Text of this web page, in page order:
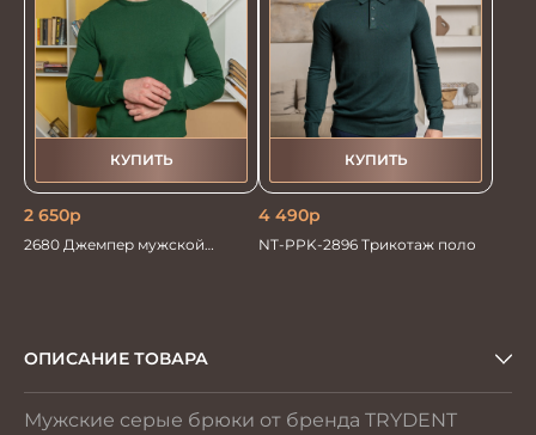
КУПИТЬ
2 650р
2680 Джемпер мужской
КУПИТЬ
4 490р
NT-PPK-2896 Трикотаж поло
ОПИСАНИЕ ТОВАРА
Мужские серые брюки от бренда TRYDENT